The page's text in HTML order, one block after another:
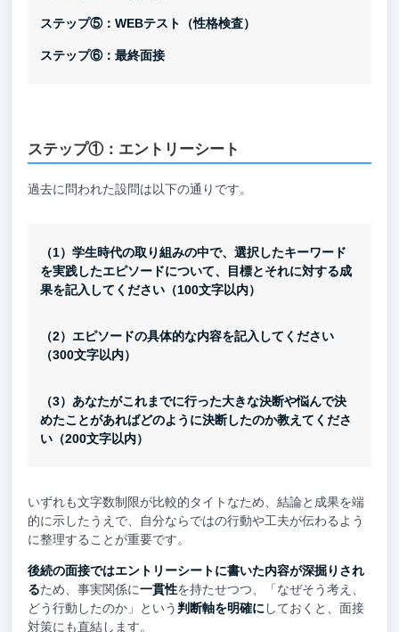
ステップ⑤：WEBテスト（性格検査）
ステップ⑥：最終面接
ステップ①：エントリーシート
過去に問われた設問は以下の通りです。
（1）学生時代の取り組みの中で、選択したキーワード
を実践したエピソードについて、目標とそれに対する成
果を記入してください（100文字以内）
（2）エピソードの具体的な内容を記入してください
（300文字以内）
（3）あなたがこれまでに行った大きな決断や悩んで決
めたことがあればどのように決断したのか教えてくださ
い（200文字以内）
いずれも文字数制限が比較的タイトなため、結論と成果を端
的に示したうえで、自分ならではの行動や工夫が伝わるよう
に整理することが重要です。
後続の面接ではエントリーシートに書いた内容が深掘りされ
るため、事実関係に一貫性を持たせつつ、「なぜそう考え、
どう行動したのか」という 判断軸を明確にしておくと、面接
対策にも直結します。